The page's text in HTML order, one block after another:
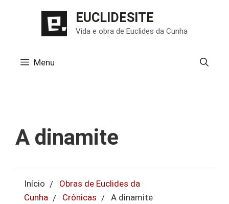
EUCLIDESITE
Vida e obra de Euclides da Cunha
Menu
A dinamite
Início
Obras de Euclides da
Cunha
Crônicas A dinamite